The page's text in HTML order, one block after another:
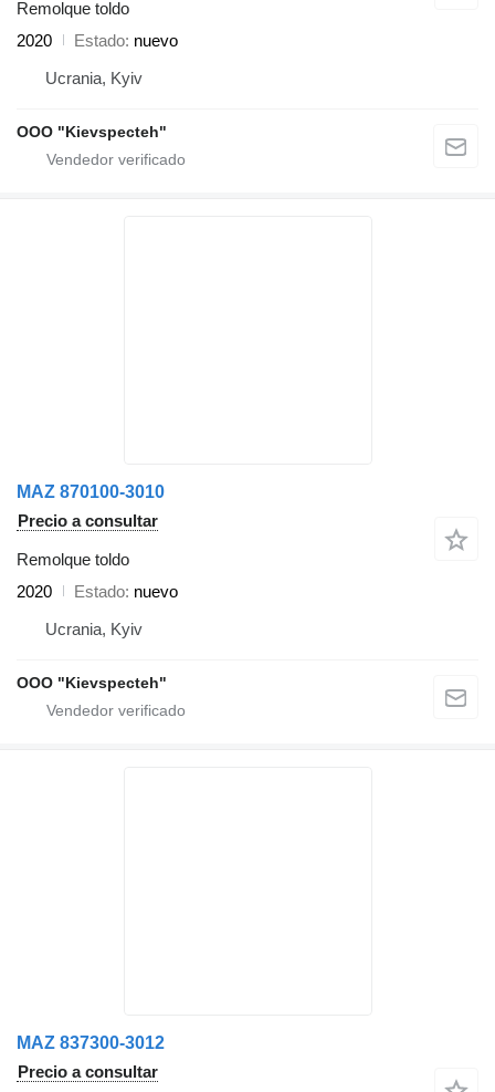
Remolque toldo
2020
Estado nuevo
Ucrania, Kyiv
OOO "Kievspecteh"
MAZ 870100-3010
Precio a consultar
Remolque toldo
2020
Estado nuevo
Ucrania, Kyiv
OOO "Kievspecteh"
MAZ 837300-3012
Precio a consultar